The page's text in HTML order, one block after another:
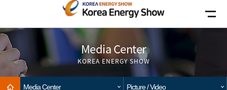
Go to the text
Go to main menu
Go to copylight
Media Center
KOREA ENERGY SHOW
Media Center Picture / Video